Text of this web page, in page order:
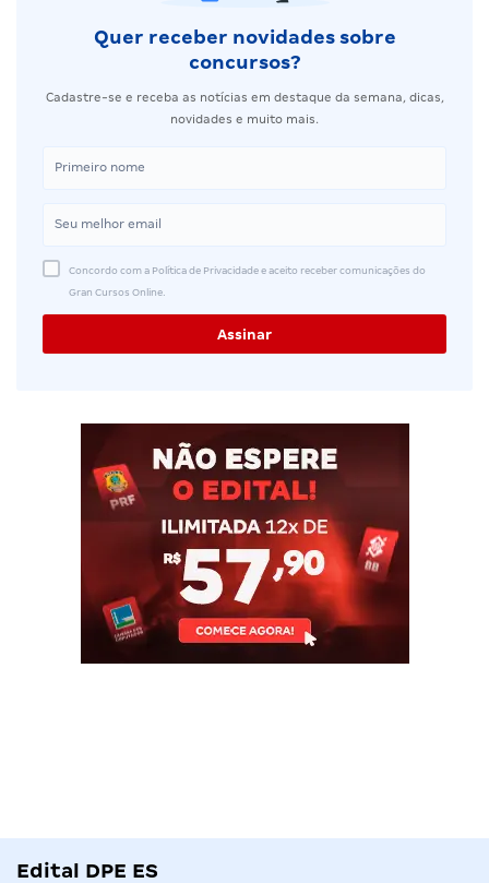
Quer receber novidades sobre
concursos?
Cadastre-se e receba as notícias em destaque da semana, dicas,
novidades e muito mais.
Concordo com a Política de Privacidade e aceito receber comunicações do
Gran Cursos Online.
Edital DPE ES